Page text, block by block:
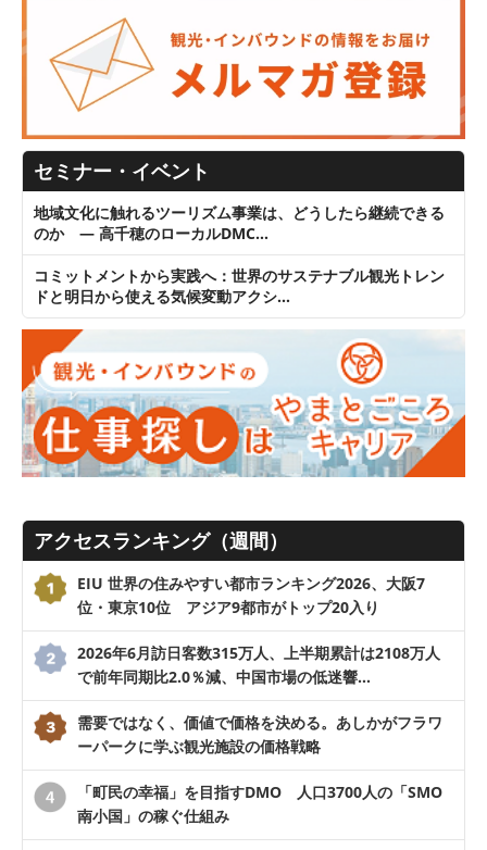
セミナー・イベント
地域文化に触れるツーリズム事業は、どうしたら継続できる
のか ― 高千穂のローカルDMC…
コミットメントから実践へ：世界のサステナブル観光トレン
ドと明日から使える気候変動アクシ…
アクセスランキング（週間）
EIU 世界の住みやすい都市ランキング2026、大阪7
位・東京10位 アジア9都市がトップ20入り
2026年6月訪日客数315万人、上半期累計は2108万人
で前年同期比2.0％減、中国市場の低迷響…
需要ではなく、価値で価格を決める。あしかがフラワ
ーパークに学ぶ観光施設の価格戦略
「町民の幸福」を目指すDMO 人口3700人の「SMO
南小国」の稼ぐ仕組み